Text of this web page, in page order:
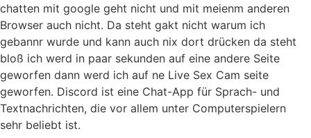
chatten mit google geht nicht und mit meienm anderen
Browser auch nicht. Da steht gakt nicht warum ich
gebannr wurde und kann auch nix dort drücken da steht
bloß ich werd in paar sekunden auf eine andere Seite
geworfen dann werd ich auf ne Live Sex Cam seite
geworfen. Discord ist eine Chat-App für Sprach- und
Textnachrichten, die vor allem unter Computerspielern
sehr beliebt ist.